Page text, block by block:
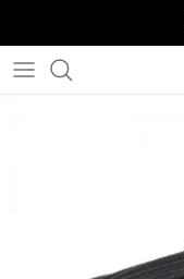
ッ
注文について